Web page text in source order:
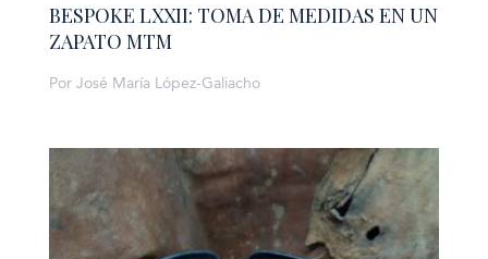
BESPOKE LXXII: TOMA DE MEDIDAS EN UN
ZAPATO MTM
Por José María López-Galiacho